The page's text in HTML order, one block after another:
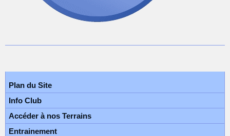
Plan du Site
Info Club
Accéder à nos Terrains
Entrainement